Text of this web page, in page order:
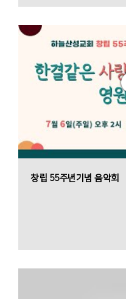
창립 55주년기념 음악회